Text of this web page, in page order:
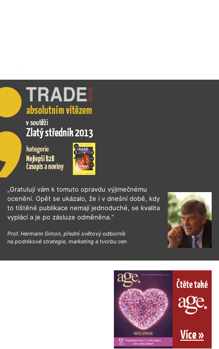
„Gratuluji vám k tomuto opravdu výjimečnému
ocenění. Opět se ukázalo, že i v dnešní době, kdy
to tištěné publikace nemají jednoduché, se kvalita
vyplácí a je po zásluze odměněna.“
Prof. Hermann Simon, přední světový odborník
na podnikové strategie, marketing a tvorbu cen
Čtěte také
Více »